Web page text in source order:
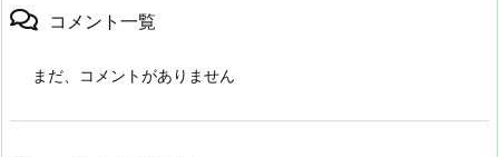
コメント一覧
まだ、コメントがありません